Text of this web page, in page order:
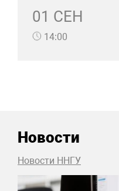
01 СЕН
14:00
Новости
Новости ННГУ